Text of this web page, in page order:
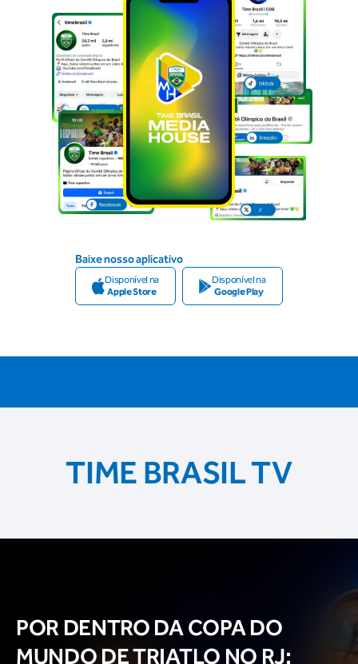
Baixe nosso aplicativo
Disponível na
Apple Store
Disponível na
Google Play
TIME BRASIL TV
POR DENTRO DA COPA DO
MUNDO DE TRIATLO NO RJ: